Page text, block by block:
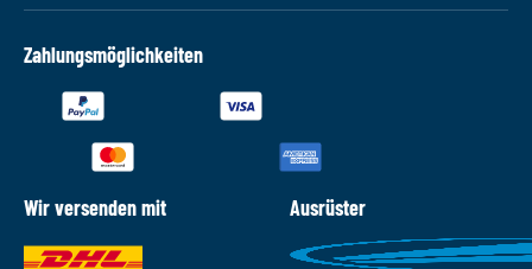
Zahlungsmöglichkeiten
Wir versenden mit Ausrüster